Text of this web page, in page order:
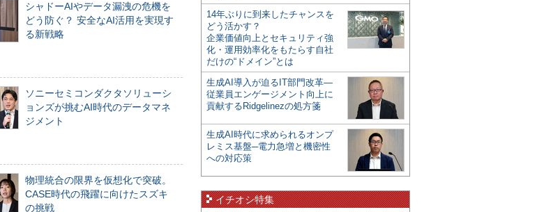
シャドーAIやデータ漏洩の危機を
どう防ぐ？ 安全なAI活用を実現す
る新戦略
ソニーセミコンダクタソリューシ
ョンズが挑むAI時代のデータマネ
ジメント
物理統合の限界を仮想化で突破。
CASE時代の飛躍に向けたスズキ
の挑戦
14年ぶりに到来したチャンスを
どう活かす？
企業価値向上とセキュリティ強
化・運用効率化をもたらす自社
だけの“ドメイン”とは
生成AI導入が迫るIT部門改革―
従業員エンゲージメント向上に
貢献するRidgelinezの処方箋
生成AI時代に求められるオンプ
レミス基盤─電力急増と機密性
への対応策
イチオシ特集